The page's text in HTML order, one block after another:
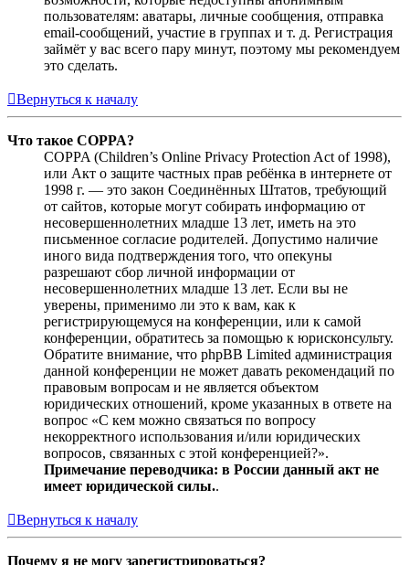
пользователям: аватары, личные сообщения, отправка
email-сообщений, участие в группах и т. д. Регистрация
займёт у вас всего пару минут, поэтому мы рекомендуем
это сделать.
Вернуться к началу
Что такое COPPA?
COPPA (Children’s Online Privacy Protection Act of 1998),
или Акт о защите частных прав ребёнка в интернете от
1998 г. — это закон Соединённых Штатов, требующий
от сайтов, которые могут собирать информацию от
несовершеннолетних младше 13 лет, иметь на это
письменное согласие родителей. Допустимо наличие
иного вида подтверждения того, что опекуны
разрешают сбор личной информации от
несовершеннолетних младше 13 лет. Если вы не
уверены, применимо ли это к вам, как к
регистрирующемуся на конференции, или к самой
конференции, обратитесь за помощью к юрисконсульту.
Обратите внимание, что phpBB Limited администрация
данной конференции не может давать рекомендаций по
правовым вопросам и не является объектом
юридических отношений, кроме указанных в ответе на
вопрос «С кем можно связаться по вопросу
некорректного использования и/или юридических
вопросов, связанных с этой конференцией?».
Примечание переводчика: в России данный акт не
имеет юридической силы..
Вернуться к началу
Почему я не могу зарегистрироваться?